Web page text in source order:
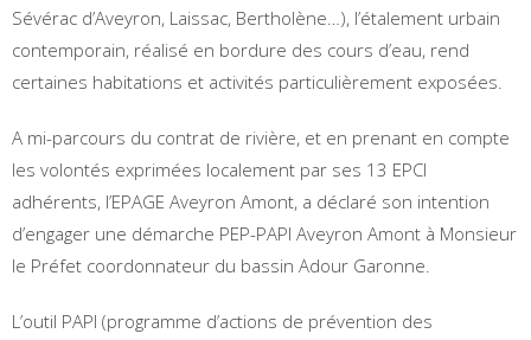
Sévérac d’Aveyron, Laissac, Bertholène…), l’étalement urbain
contemporain, réalisé en bordure des cours d’eau, rend
certaines habitations et activités particulièrement exposées.
A mi-parcours du contrat de rivière, et en prenant en compte
les volontés exprimées localement par ses 13 EPCI
adhérents, l’EPAGE Aveyron Amont, a déclaré son intention
d’engager une démarche PEP-PAPI Aveyron Amont à Monsieur
le Préfet coordonnateur du bassin Adour Garonne.
L’outil PAPI (programme d’actions de prévention des